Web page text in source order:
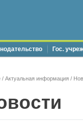
Гос.
/ Актуальная информация /